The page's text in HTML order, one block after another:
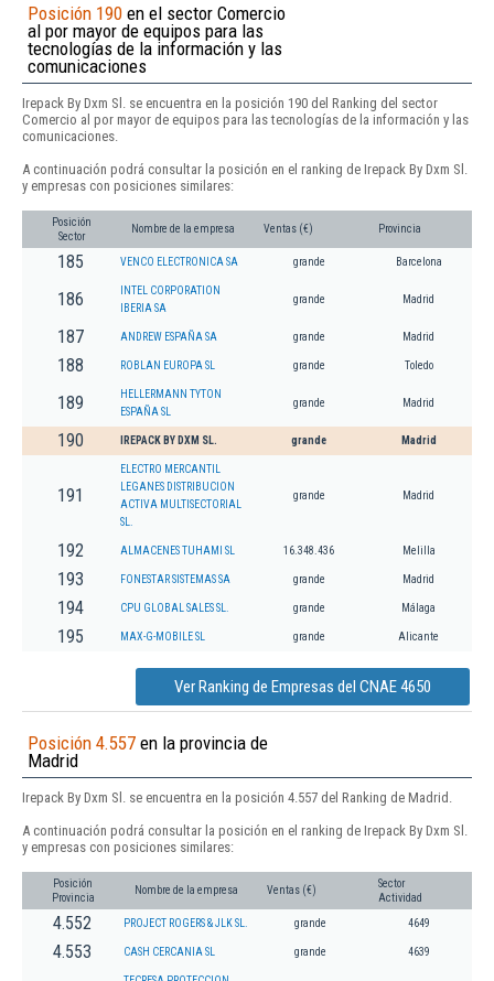
Posición 190 en el sector Comercio
al por mayor de equipos para las
tecnologías de la información y las
comunicaciones
Irepack By Dxm Sl. se encuentra en la posición 190 del Ranking del sector
Comercio al por mayor de equipos para las tecnologías de la información y las
comunicaciones.
A continuación podrá consultar la posición en el ranking de Irepack By Dxm Sl.
y empresas con posiciones similares:
Posición
Sector
Nombre de la empresa Ventas (€) Provincia
185 VENCO ELECTRONICA SA grande Barcelona
186
INTEL CORPORATION
IBERIA SA
grande Madrid
187 ANDREW ESPAÑA SA grande Madrid
188 ROBLAN EUROPA SL grande Toledo
189
HELLERMANN TYTON
ESPAÑA SL
grande Madrid
190 IREPACK BY DXM SL. grande Madrid
191
ELECTRO MERCANTIL
LEGANES DISTRIBUCION
ACTIVA MULTISECTORIAL
SL.
grande Madrid
192 ALMACENES TUHAMI SL 16.348.436 Melilla
193 FONESTAR SISTEMAS SA grande Madrid
194 CPU GLOBAL SALES SL. grande Málaga
195 MAX-G-MOBILE SL grande Alicante
Ver Ranking de Empresas del CNAE 4650
Posición 4.557 en la provincia de
Madrid
Irepack By Dxm Sl. se encuentra en la posición 4.557 del Ranking de Madrid.
A continuación podrá consultar la posición en el ranking de Irepack By Dxm Sl.
y empresas con posiciones similares:
Posición
Provincia
Nombre de la empresa Ventas (€)
Sector
Actividad
4.552 PROJECT ROGERS & JLK SL. grande 4649
4.553 CASH CERCANIA SL grande 4639